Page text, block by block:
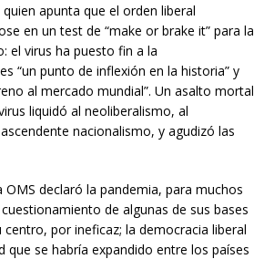
apunta que el orden liberal
en un test de “make or brake it” para la
el virus ha puesto fin a la
“un punto de inflexión en la historia” y
al mercado mundial”. Un asalto mortal
liquidó al neoliberalismo, al
nacionalismo, y agudizó las
declaró la pandemia, para muchos
de algunas de sus bases
por ineficaz; la democracia liberal
que se habría expandido entre los países